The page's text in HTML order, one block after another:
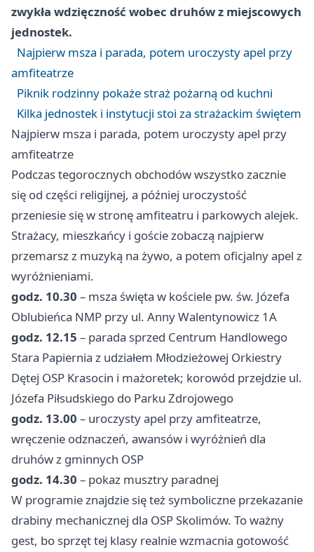
zwykła wdzięczność wobec druhów z miejscowych
jednostek.
Najpierw msza i parada, potem uroczysty apel przy
amfiteatrze
Piknik rodzinny pokaże straż pożarną od kuchni
Kilka jednostek i instytucji stoi za strażackim świętem
Najpierw msza i parada, potem uroczysty apel przy
amfiteatrze
Podczas tegorocznych obchodów wszystko zacznie
się od części religijnej, a później uroczystość
przeniesie się w stronę amfiteatru i parkowych alejek.
Strażacy, mieszkańcy i goście zobaczą najpierw
przemarsz z muzyką na żywo, a potem oficjalny apel z
wyróżnieniami.
godz. 10.30 – msza święta w kościele pw. św. Józefa
Oblubieńca NMP przy ul. Anny Walentynowicz 1A
godz. 12.15 – parada sprzed Centrum Handlowego
Stara Papiernia z udziałem Młodzieżowej Orkiestry
Dętej OSP Krasocin i mażoretek; korowód przejdzie ul.
Józefa Piłsudskiego do Parku Zdrojowego
godz. 13.00 – uroczysty apel przy amfiteatrze,
wręczenie odznaczeń, awansów i wyróżnień dla
druhów z gminnych OSP
godz. 14.30 – pokaz musztry paradnej
W programie znajdzie się też symboliczne przekazanie
drabiny mechanicznej dla OSP Skolimów. To ważny
gest, bo sprzęt tej klasy realnie wzmacnia gotowość